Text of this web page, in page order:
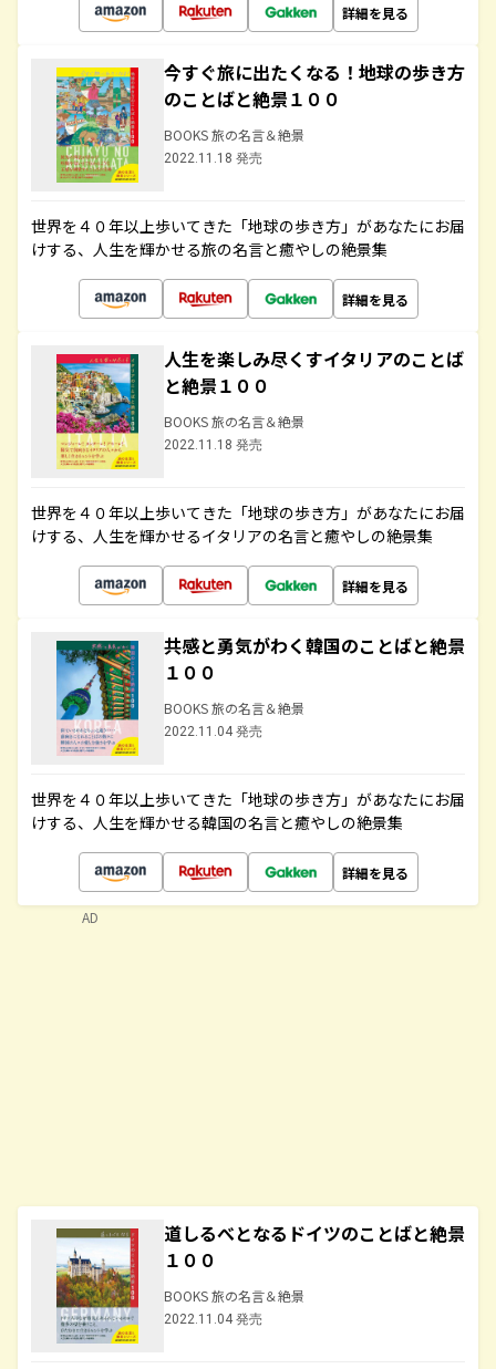
詳細を見る
今すぐ旅に出たくなる！地球の歩き方
のことばと絶景１００
BOOKS 旅の名言＆絶景
2022.11.18 発売
世界を４０年以上歩いてきた「地球の歩き方」があなたにお届
けする、人生を輝かせる旅の名言と癒やしの絶景集
詳細を見る
人生を楽しみ尽くすイタリアのことば
と絶景１００
BOOKS 旅の名言＆絶景
2022.11.18 発売
世界を４０年以上歩いてきた「地球の歩き方」があなたにお届
けする、人生を輝かせるイタリアの名言と癒やしの絶景集
詳細を見る
共感と勇気がわく韓国のことばと絶景
１００
BOOKS 旅の名言＆絶景
2022.11.04 発売
世界を４０年以上歩いてきた「地球の歩き方」があなたにお届
けする、人生を輝かせる韓国の名言と癒やしの絶景集
詳細を見る
道しるべとなるドイツのことばと絶景
１００
BOOKS 旅の名言＆絶景
2022.11.04 発売
AD